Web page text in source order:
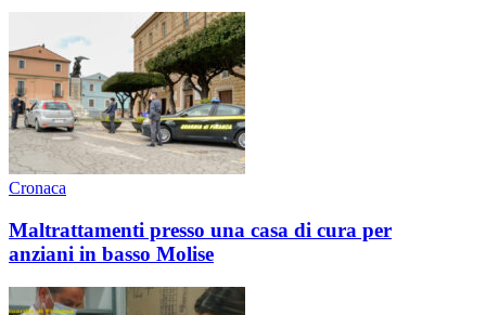
Cronaca
Maltrattamenti presso una casa di cura per
anziani in basso Molise